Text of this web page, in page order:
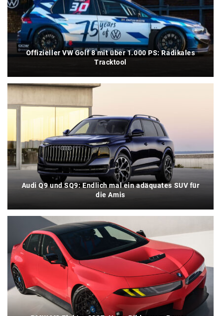
Offizieller VW Golf 8 mit über 1.000 PS: Radikales
Tracktool
Audi Q9 und SQ9: Endlich mal ein adäquates SUV für
die Amis